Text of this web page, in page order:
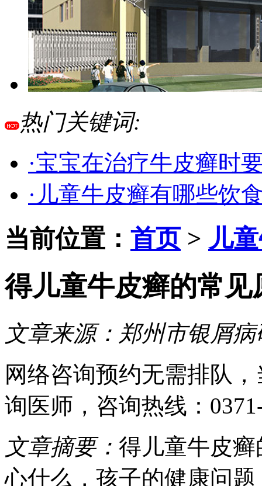
热门关键词:
·宝宝在治疗牛皮癣时
·儿童牛皮癣有哪些饮
当前位置： 首页> 儿
得儿童牛皮癣的常见
文章来源： 郑州市银屑
网络咨询预约无需排队
询医师 ，咨询热线：
文章摘要： 得儿童牛皮
心什么，孩子的健康问